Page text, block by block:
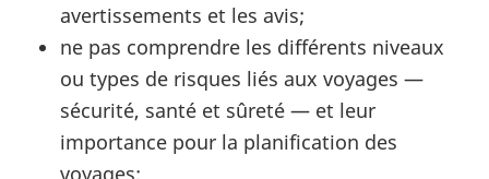
avertissements et les avis;
ne pas comprendre les différents niveaux
ou types de risques liés aux voyages —
sécurité, santé et sûreté — et leur
importance pour la planification des
voyages;